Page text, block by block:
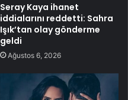
Seray Kaya ihanet
iddialarını reddetti: Sahra
Işık’tan olay gönderme
geldi
Ağustos 6, 2026